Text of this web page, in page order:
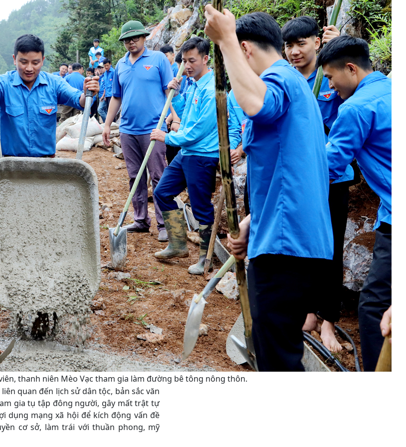
thanh niên Mèo Vạc tham gia làm đường bê tông nông thôn.
quan đến lịch sử dân tộc, bản sắc văn
gia tụ tập đông người, gây mất trật tự
dụng mạng xã hội để kích động vấn đề
cơ sở, làm trái với thuần phong, mỹ